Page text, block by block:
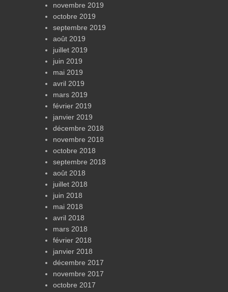
novembre 2019
octobre 2019
septembre 2019
août 2019
juillet 2019
juin 2019
mai 2019
avril 2019
mars 2019
février 2019
janvier 2019
décembre 2018
novembre 2018
octobre 2018
septembre 2018
août 2018
juillet 2018
juin 2018
mai 2018
avril 2018
mars 2018
février 2018
janvier 2018
décembre 2017
novembre 2017
octobre 2017